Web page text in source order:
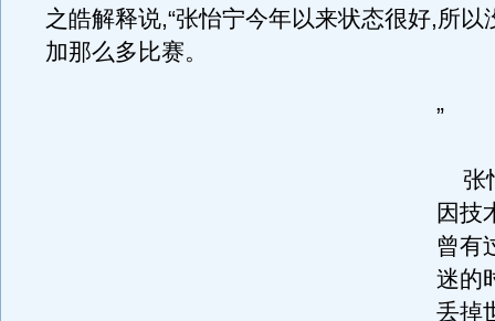
之皓解释说,“张怡宁今年以来状态很好,所以
加那么多比赛。
”
张
因技
曾有
迷的
丢掉